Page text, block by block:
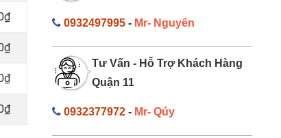
0932497995- Mr- Nguyên
Tư Vấn - Hỗ Trợ Khách Hàng
Quận 11
0932377972- Mr- Qúy